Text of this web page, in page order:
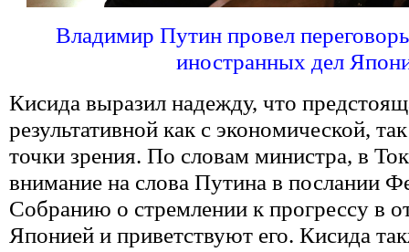
Владимир Путин провел
иностранных дел
Кисида выразил надежду, что
результативной как с экономической,
точки зрения. По словам министра, в
внимание на слова Путина в послании
Собранию о стремлении к прогрессу в
Японией и приветствуют его. Кисида